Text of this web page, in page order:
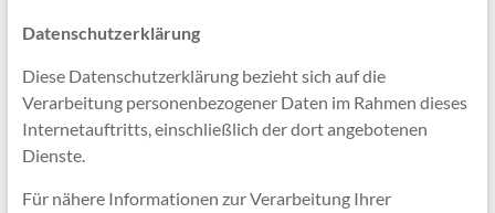
Datenschutzerklärung
Diese Datenschutzerklärung bezieht sich auf die
Verarbeitung personenbezogener Daten im Rahmen dieses
Internetauftritts, einschließlich der dort angebotenen
Dienste.
Für nähere Informationen zur Verarbeitung Ihrer